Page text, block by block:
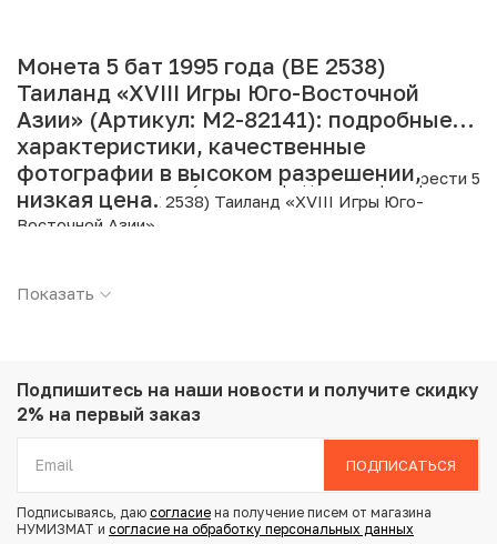
Монета 5 бат 1995 года (BE 2538)
Таиланд «XVIII Игры Юго-Восточной
Азии» (Артикул: M2-82141): подробные
характеристики, качественные
фотографии в высоком разрешении,
низкая цена.
Интернет магазин «Нумизмат» предлагает приобрести 5
бат 1995 года (BE 2538) Таиланд «XVIII Игры Юго-
Восточной Азии».
Металл: Медь с никелевым покрытием
Вес: 7.5 г
Тираж: 5.000.000
Тематика: Спорт
Показать
Подпишитесь на наши новости и получите скидку
2% на первый заказ
ПОДПИСАТЬСЯ
Подписываясь, даю согласие на получение писем от магазина
НУМИЗМАТ и согласие на обработку персональных данных